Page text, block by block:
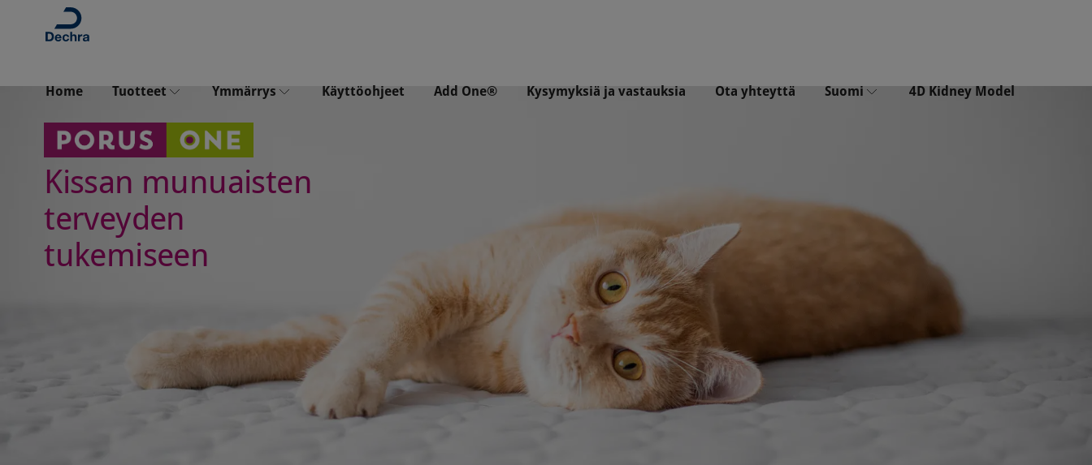
Home Tuotteet
Catney® One
Porus® One
Ymmärrys
Phosphate & CKD
Fosfaatti ja krooninen
munuaissairaus (CKD)
Käyttöohjeet Add One® Kysymyksiä ja vastauksia Ota yhteyttä Suomi
Italiano
4D Kidney Model
Kissan munuaisten
terveyden
tukemiseen